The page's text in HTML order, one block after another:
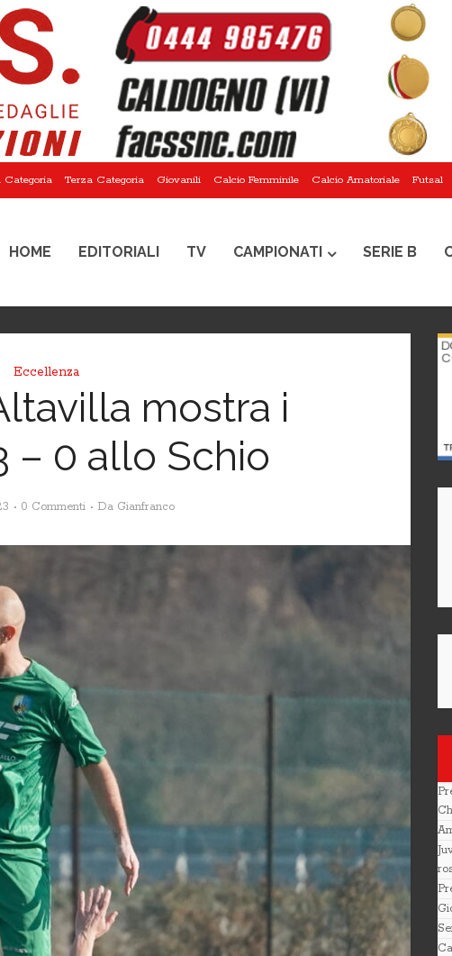
Categoria Terza Categoria Giovanili Calcio Femminile Calcio Amatoriale Futsal
HOME EDITORIALI TV CAMPIONATI SERIE B
Eccellenza
mostra i
– 0 allo Schio
0 Commenti Da Gianfranco